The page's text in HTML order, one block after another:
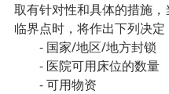
取有针对性和具体的措施，
临界点时，将作出下列决定
- 国家/地区/地方封锁
- 医院可用床位的数量
- 可用物资